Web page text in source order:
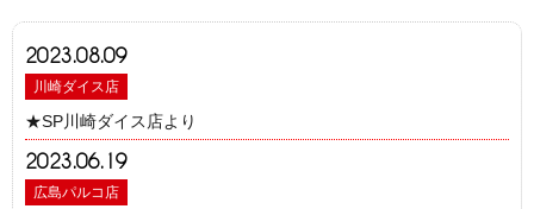
2023.08.09
川崎ダイス店
★SP川崎ダイス店より
2023.06.19
広島パルコ店